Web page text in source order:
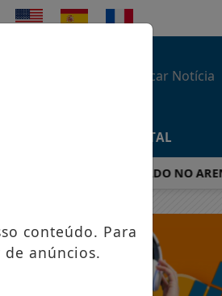
APP PORTAL
COMEÇO" INSPIRADO NO ARENA
conteúdo. Para
anúncios.